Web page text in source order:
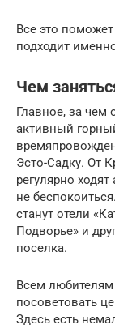
Все это
подходит
Чем
Главное, за чем
активный
Эсто-Садку. От
регулярно
не
станут отели
Подворье» и
поселка.
Всем
посоветовать
Здесь есть